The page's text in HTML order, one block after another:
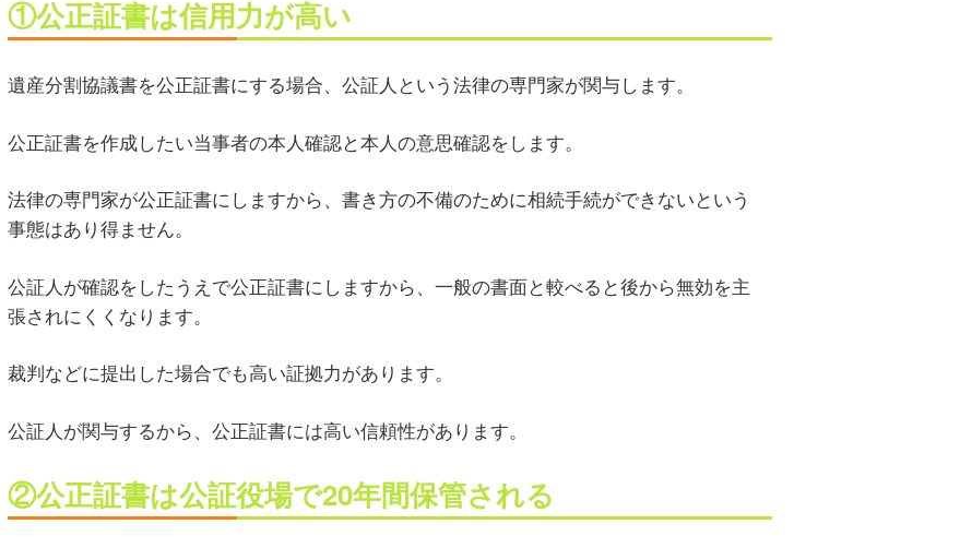
①公正証書は信用力が高い
遺産分割協議書を公正証書にする場合、公証人という法律の専門家が関与します。
公正証書を作成したい当事者の本人確認と本人の意思確認をします。
法律の専門家が公正証書にしますから、書き方の不備のために相続手続ができないという
事態はあり得ません。
公証人が確認をしたうえで公正証書にしますから、一般の書面と較べると後から無効を主
張されにくくなります。
裁判などに提出した場合でも高い証拠力があります。
公証人が関与するから、公正証書には高い信頼性があります。
②公正証書は公証役場で20年間保管される